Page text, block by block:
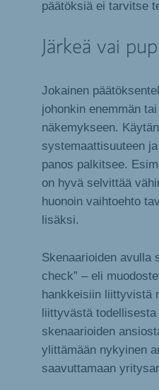
päätöksiä ei tarvitse
Järkeä vai
Jokainen
johonkin enemmän
näkemykseen.
systemaattisuuteen
panos palkitsee.
on hyvä selvittää
huonoin vaihtoehto
lisäksi.
Skenaarioiden avulla
check” – eli
hankkeisiin liittyvistä
liittyvästä
skenaarioiden
ylittämään nykyinen
saavuttamaan